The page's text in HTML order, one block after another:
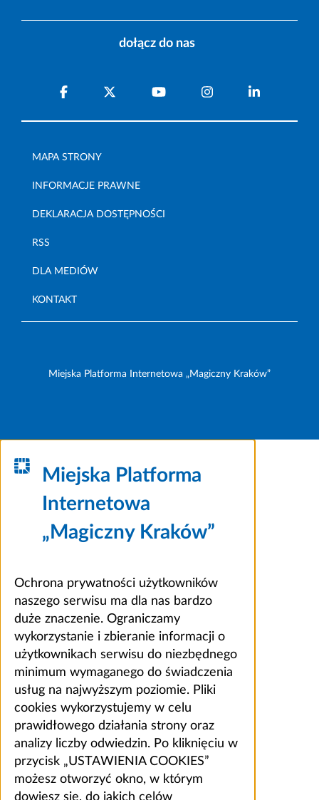
dołącz do nas
MAPA STRONY
INFORMACJE PRAWNE
DEKLARACJA DOSTĘPNOŚCI
RSS
DLA MEDIÓW
KONTAKT
Miejska Platforma Internetowa „Magiczny Kraków”
Miejska Platforma
Internetowa
„Magiczny Kraków”
Ochrona prywatności użytkowników
naszego serwisu ma dla nas bardzo
duże znaczenie. Ograniczamy
wykorzystanie i zbieranie informacji o
użytkownikach serwisu do niezbędnego
minimum wymaganego do świadczenia
usług na najwyższym poziomie. Pliki
cookies wykorzystujemy w celu
prawidłowego działania strony oraz
analizy liczby odwiedzin. Po kliknięciu w
przycisk „USTAWIENIA COOKIES”
możesz otworzyć okno, w którym
dowiesz się, do jakich celów